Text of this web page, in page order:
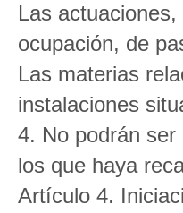
Las
ocupación, de
Las materias
instalaciones
4. No podrán
los que haya
Artículo 4.